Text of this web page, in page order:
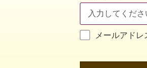
メールアド